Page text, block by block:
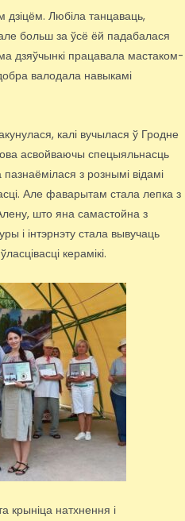
дзіцём. Любіла танцаваць,
больш за ўсё ёй падабалася
дзяўчынкі працавала мастаком-
валодала навыкамі
калі вучылася ў Гродне
асвойваючы спецыяльнасць
пазнаёмілася з рознымі відамі
Але фаварытам стала лепка з
што яна самастойна з
і інтэрнэту стала вывучаць
керамікі.
крыніца натхнення і